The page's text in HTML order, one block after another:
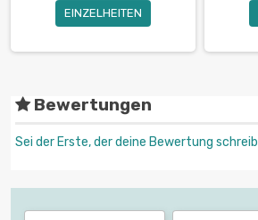
EINZELHEITEN
Bewertungen
Sei der Erste, der deine Bewertung